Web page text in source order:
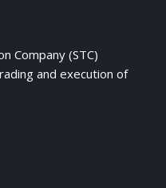
Company (STC)
and execution of